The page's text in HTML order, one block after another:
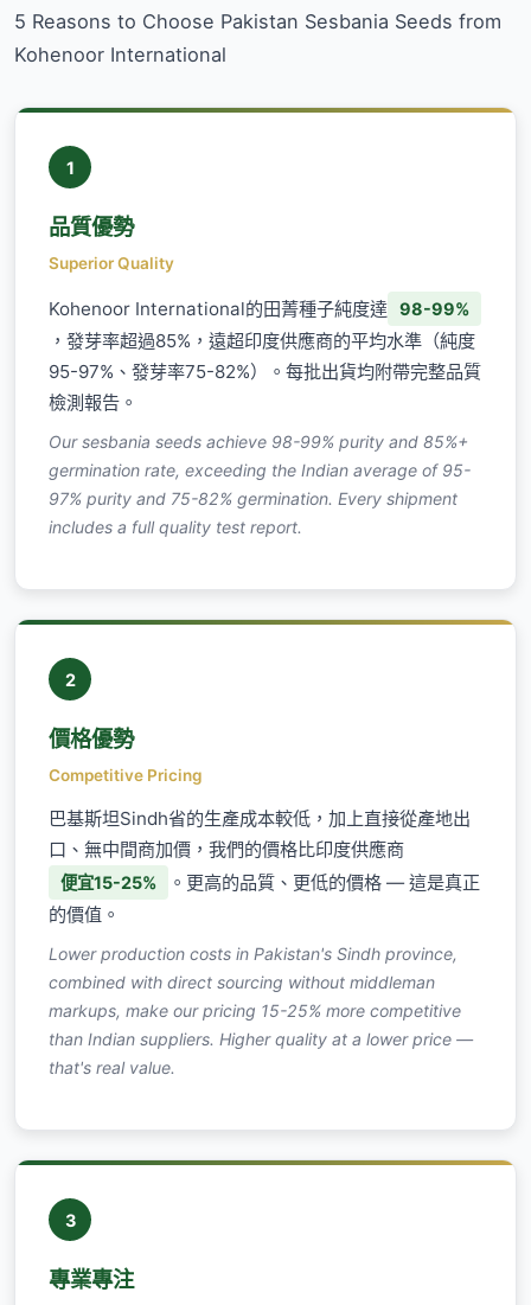
5 Reasons to Choose Pakistan Sesbania Seeds from
Kohenoor International
1
品質優勢
Superior Quality
Kohenoor International的田菁種子純度達 98-99%
，發芽率超過85%，遠超印度供應商的平均水準（純度
95-97%、發芽率75-82%）。每批出貨均附帶完整品質
檢測報告。
Our sesbania seeds achieve 98-99% purity and 85%+
germination rate, exceeding the Indian average of 95-
97% purity and 75-82% germination. Every shipment
includes a full quality test report.
2
價格優勢
Competitive Pricing
巴基斯坦Sindh省的生產成本較低，加上直接從產地出
口、無中間商加價，我們的價格比印度供應商
便宜15-25%
。更高的品質、更低的價格 — 這是真正
的價值。
Lower production costs in Pakistan's Sindh province,
combined with direct sourcing without middleman
markups, make our pricing 15-25% more competitive
than Indian suppliers. Higher quality at a lower price —
that's real value.
3
專業專注